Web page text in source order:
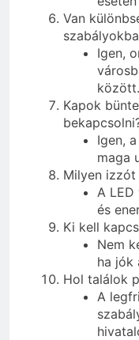
Van
Igen,
között.
Kapok
Igen,
maga
Milyen izzót
A
és
Ki kell
Nem
ha jók
Hol találok
A